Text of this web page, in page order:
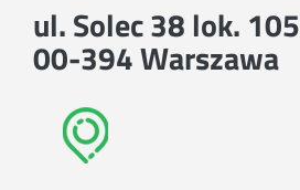
ul. Solec 38 lok. 105
00-394 Warszawa